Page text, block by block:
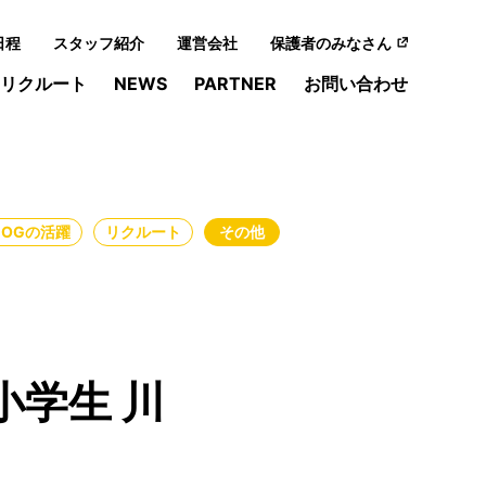
程 スタッフ紹介 運営会社 保護者のみなさん
リクルート NEWS PARTNER お問い合わせ
の活躍 リクルート その他
生 川